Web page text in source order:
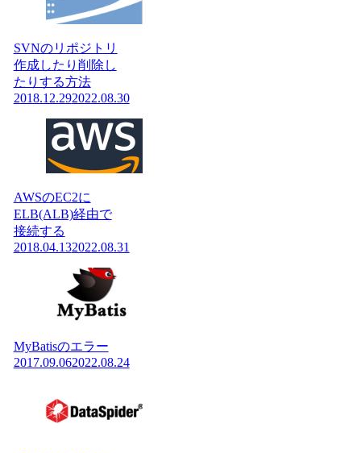
SVNのリポジトリ
作成したり削除し
たりする方法
2018.12.292022.08.30
AWSのEC2に
ELB(ALB)経由で
接続する
2018.04.132022.08.31
MyBatisのエラー
2017.09.062022.08.24